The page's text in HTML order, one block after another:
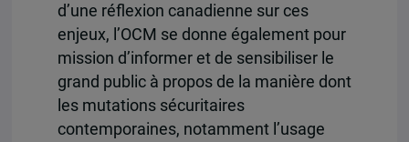
d’une réflexion canadienne sur ces
enjeux, l’OCM se donne également pour
mission d’informer et de sensibiliser le
grand public à propos de la manière dont
les mutations sécuritaires
contemporaines, notamment l’usage